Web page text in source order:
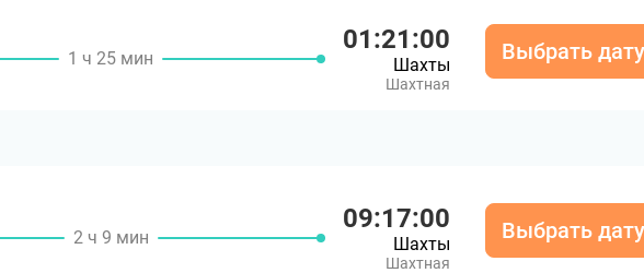
1 ч 25 мин
01:21:00
Шахты
Шахтная
Выбрать дату
2 ч 9 мин
09:17:00
Шахты
Шахтная
Выбрать дату